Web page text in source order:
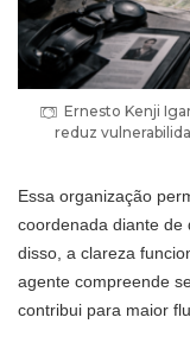
Ernesto Kenji
reduz
Essa organização
coordenada diante de
disso, a clareza
agente compreende
contribui para maior